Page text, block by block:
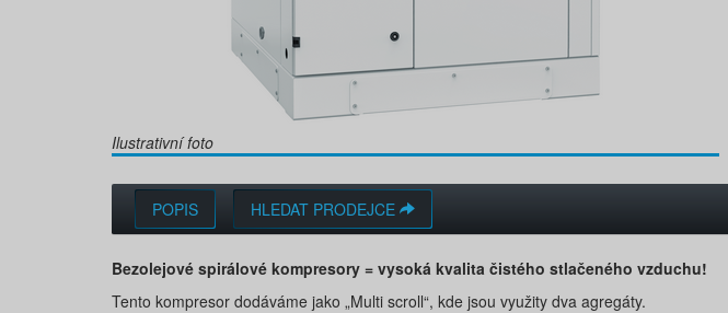
Ilustrativní foto
POPIS HLEDAT PRODEJCE
Bezolejové spirálové kompresory = vysoká kvalita čistého stlačeného vzduchu!
Tento kompresor dodáváme jako „Multi scroll“, kde jsou využity dva agregáty.